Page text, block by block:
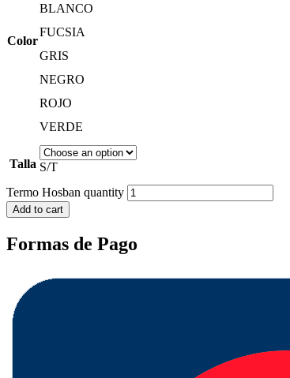
Color
BLANCO
FUCSIA
GRIS
NEGRO
ROJO
VERDE
Talla S/T
Termo Hosban quantity
Add to cart
Formas de Pago